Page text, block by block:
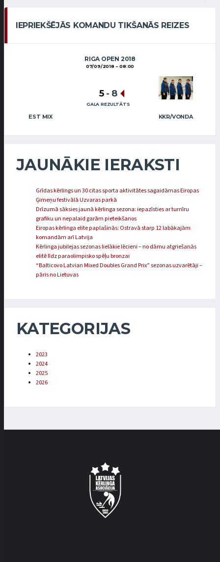
IEPRIEKŠĒJĀS KOMANDU TIKŠANĀS REIZES
RIGA OPEN 2018
07/09/2018 08:00
EST MIX KKR/VONDA
5 - 8
GALA REZULTĀTS
JAUNĀKIE IERAKSTI
Grīdas kērlings un 30 citas sporta aktivitātes sagaidāmas Eiropas
Ģimeņu festivālā Uzvaras parkā
Drīzumā sāksies jaunā kērlinga sezona: iepazīsties ar turnīru
grafiku un nepalaid garām pieteikšanos
Eiropas kērlinga elite paplašinās: Ostravā starp 12 labākajām
komandām arī Latvija
Kērlinga jubilejas sezonas lielākie lēcieni – no dāmu atgriešanās
elitē līdz paraolimpisko spēļu bronzai
“Balticovo Latvian Mixed Doubles Grand Prix” sezonas uzvarētāji –
pāris no Lietuvas
KATEGORIJAS
2023
2024
2025
2026